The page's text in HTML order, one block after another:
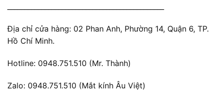
Địa chỉ cửa hàng: 02 Phan Anh, Phường 14, Quận 6, TP.
Hồ Chí Minh.
Hotline: 0948.751.510 (Mr. Thành)
Zalo: 0948.751.510 (Mắt kính Âu Việt)